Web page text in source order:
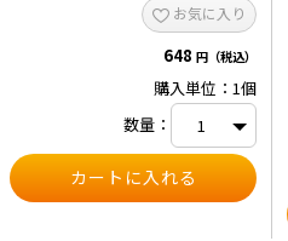
暑さをかなり和らげてくれます。 ・
冷やしすぎず、心地の良いひんやり感
をキープ。キンキンに冷たくなるわけ
適です。 ・持続時間は1時間30分～2
時間程度（ご利用環境によりひんやり
感の持続時間は異なります） ・冷蔵
庫、冷水(水温10℃以下にさらす場合)
で30分、冷凍庫で20分程度で氷結し
て固まります。 ・結露しにくいので
衣類が濡れません。 ・表面の素材は
お気に入り
648 円（税込）
購入単位：1個
数量：